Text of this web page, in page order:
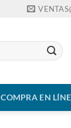
COMPRA EN